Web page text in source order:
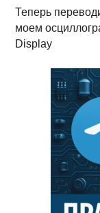
Теперь
моем
Display